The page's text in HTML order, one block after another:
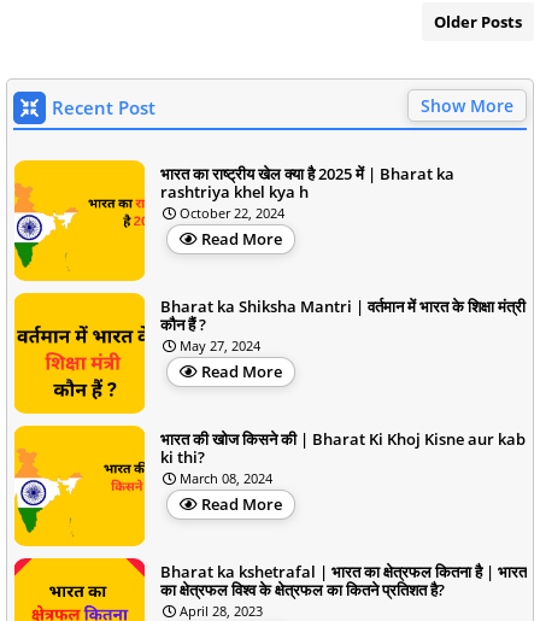
Older Posts
Recent Post Show More
भारत का राष्ट्रीय खेल क्या है 2025 में | Bharat ka
rashtriya khel kya h
October 22, 2024
Read More
Bharat ka Shiksha Mantri | वर्तमान में भारत के शिक्षा मंत्री
कौन हैं ?
May 27, 2024
Read More
भारत की खोज किसने की | Bharat Ki Khoj Kisne aur kab
ki thi?
March 08, 2024
Read More
Bharat ka kshetrafal | भारत का क्षेत्रफल कितना है | भारत
का क्षेत्रफल विश्व के क्षेत्रफल का कितने प्रतिशत है?
April 28, 2023